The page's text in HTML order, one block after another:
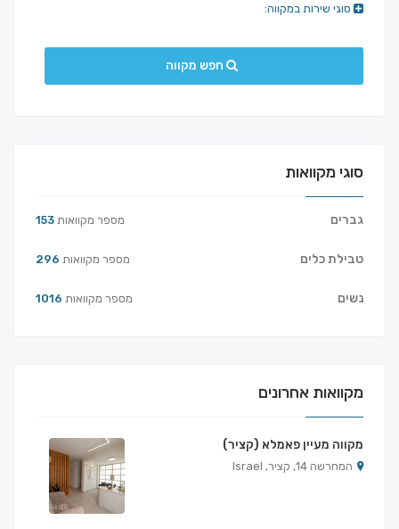
סוגי שירות במקווה:
חפש מקווה
סוגי מקוואות
גברים 153 מספר מקוואות
טבילת כלים 296 מספר מקוואות
נשים 1016 מספר מקוואות
מקוואות אחרונים
מקווה מעיין פאמלא (קציר)
המחרשה 14, קציר, Israel